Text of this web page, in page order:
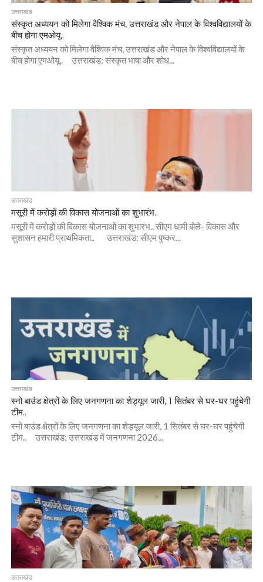
उत्तराखंड
संस्कृत अध्ययन को मिलेगा वैश्विक मंच, उत्तराखंड और नेपाल के विश्वविद्यालयों के
बीच होगा एमओयू..
संस्कृत अध्ययन को मिलेगा वैश्विक मंच, उत्तराखंड और नेपाल के विश्वविद्यालयों के
बीच होगा एमओयू.. उत्तराखंड: संस्कृत भाषा और शोध...
उत्तराखंड
मसूरी में करोड़ों की विकास योजनाओं का शुभारंभ..
मसूरी में करोड़ों की विकास योजनाओं का शुभारंभ.. सीएम धामी बोले- विकास और
सुशासन हमारी प्राथमिकता.. उत्तराखंड: सीएम पुष्कर...
उत्तराखंड
स्नो बाउंड क्षेत्रों के लिए जनगणना का शेड्यूल जारी, 1 सितंबर से घर-घर पहुंचेगी
टीम..
स्नो बाउंड क्षेत्रों के लिए जनगणना का शेड्यूल जारी, 1 सितंबर से घर-घर पहुंचेगी
टीम.. उत्तराखंड: उत्तराखंड में जनगणना 2026...
उत्तराखंड